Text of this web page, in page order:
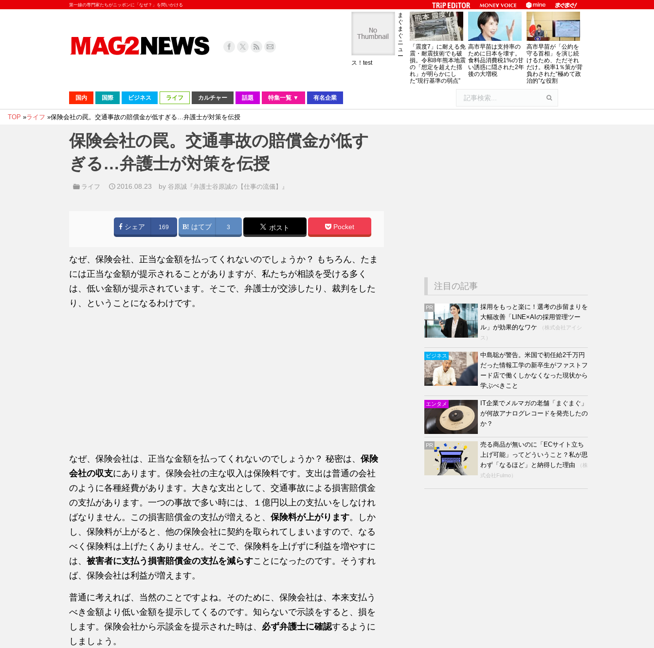
第一線の専門家たちがニッポンに「なぜ？」を問いかける
ま
ぐ
ま
ぐ
ニ
ュ
ー
ス！test
「震度7」に耐える免
震・耐震技術でも破
損。令和8年熊本地震
の「想定を超えた揺
れ」が明らかにし
た“現行基準の弱点”
高市早苗は支持率の
ために日本を壊す。
食料品消費税1%の甘
い誘惑に隠された2年
後の大増税
高市早苗が「公約を
守る首相」を演じ続
けるため、ただそれ
だけ。税率1％策が背
負わされた“極めて政
治的”な役割
国内 国際 ビジネス ライフ カルチャー 話題 特集一覧 ▼ 有名企業
TOP »ライフ »保険会社の罠。交通事故の賠償金が低すぎる…弁護士が対策を伝授
保険会社の罠。交通事故の賠償金が低す
ぎる…弁護士が対策を伝授
ライフ 2016.08.23 by谷原誠『弁護士谷原誠の【仕事の流儀】』
シェア 169 はてブ 3 ポスト Pocket
なぜ、保険会社、正当な金額を払ってくれないのでしょうか？ もちろん、たま
には正当な金額が提示されることがありますが、私たちが相談を受ける多く
は、低い金額が提示されています。そこで、弁護士が交渉したり、裁判をした
り、ということになるわけです。
なぜ、保険会社は、正当な金額を払ってくれないのでしょうか？ 秘密は、 保険
会社の収支にあります。保険会社の主な収入は保険料です。支出は普通の会社
のように各種経費があります。大きな支出として、交通事故による損害賠償金
の支払があります。一つの事故で多い時には、１億円以上の支払いをしなけれ
ばなりません。この損害賠償金の支払が増えると、 保険料が上がります。しか
し、保険料が上がると、他の保険会社に契約を取られてしまいますので、なる
べく保険料は上げたくありません。そこで、保険料を上げずに利益を増やすに
は、 被害者に支払う損害賠償金の支払を減らすことになったのです。そうすれ
ば、保険会社は利益が増えます。
普通に考えれば、当然のことですよね。そのために、保険会社は、本来支払う
べき金額より低い金額を提示してくるのです。知らないで示談をすると、損を
します。保険会社から示談金を提示された時は、 必ず弁護士に確認するように
しましょう。
注目の記事
PR
採用をもっと楽に！選考の歩留まりを
大幅改善「LINE×AIの採用管理ツー
ル」が効果的なワケ
（株式会社アイシ
ス）
ビジネス
中島聡が警告。米国で初任給2千万円
だった情報工学の新卒生がファストフ
ード店で働くしかなくなった現状から
学ぶべきこと
エンタメ
IT企業でメルマガの老舗「まぐまぐ」
が何故アナログレコードを発売したの
か？
PR
売る商品が無いのに「ECサイト立ち
上げ可能」ってどういうこと？私が思
わず「なるほど」と納得した理由
（株
式会社Fulmo）